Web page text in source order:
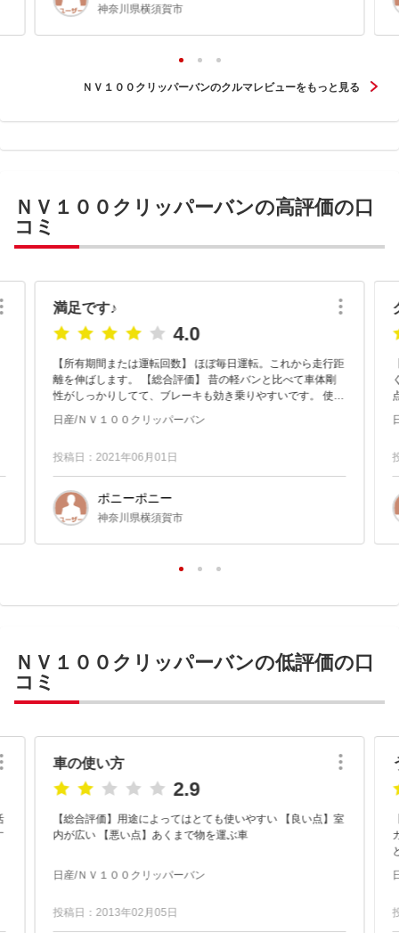
神奈川県横須賀市
ＮＶ１００クリッパーバンのクルマレビューをもっと見る
ＮＶ１００クリッパーバンの高評価の口
コミ
満足です♪
4.0
【所有期間または運転回数】 ほぼ毎日運転。これから走行距
離を伸ばします。 【総合評価】 昔の軽バンと比べて車体剛
性がしっかりしてて、ブレーキも効き乗りやすいです。 使い
日産/ＮＶ１００クリッパーバン
投稿日：2021年06月01日
ポニーポニー
神奈川県横須賀市
ＮＶ１００クリッパーバンの低評価の口
コミ
車の使い方
2.9
【総合評価】用途によってはとても使いやすい 【良い点】室
内が広い 【悪い点】あくまで物を運ぶ車
日産/ＮＶ１００クリッパーバン
投稿日：2013年02月05日
カ